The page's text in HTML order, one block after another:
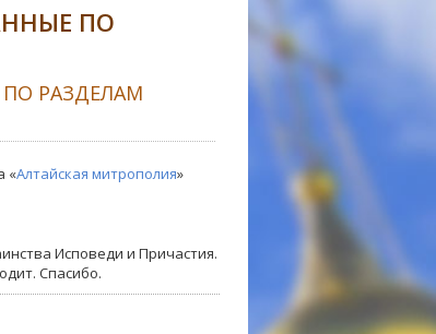
ПО
РАЗДЕЛАМ
«Алтайская митрополия»
Исповеди и Причастия.
Спасибо.